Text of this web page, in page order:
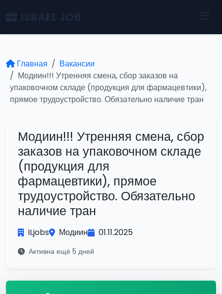
Главная
Вакансии
Модиин!!! Утренняя смена, сбор заказов на
упаковочном складе (продукция для фармацевтики),
прямое трудоустройство. Обязательно наличие тран
Модиин!!! Утренняя смена, сбор
заказов на упаковочном складе
(продукция для
фармацевтики), прямое
трудоустройство. Обязательно
наличие тран
ILjobs Модиин 01.11.2025
Активна ещё 5 дней